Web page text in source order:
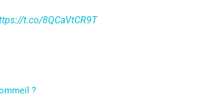
t.co/8QCaVtCR9T
?